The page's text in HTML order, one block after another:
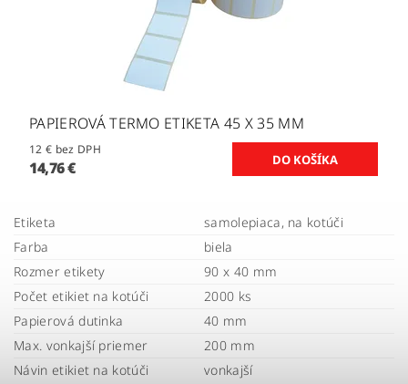
PAPIEROVÁ TERMO ETIKETA 45 X 35 MM
12 € bez DPH
14,76 €
Etiketa
samolepiaca, na kotúči
Farba
biela
Rozmer etikety
90 x 40 mm
Počet etikiet na kotúči
2000 ks
Papierová dutinka
40 mm
Max. vonkajší priemer
200 mm
Návin etikiet na kotúči
vonkajší